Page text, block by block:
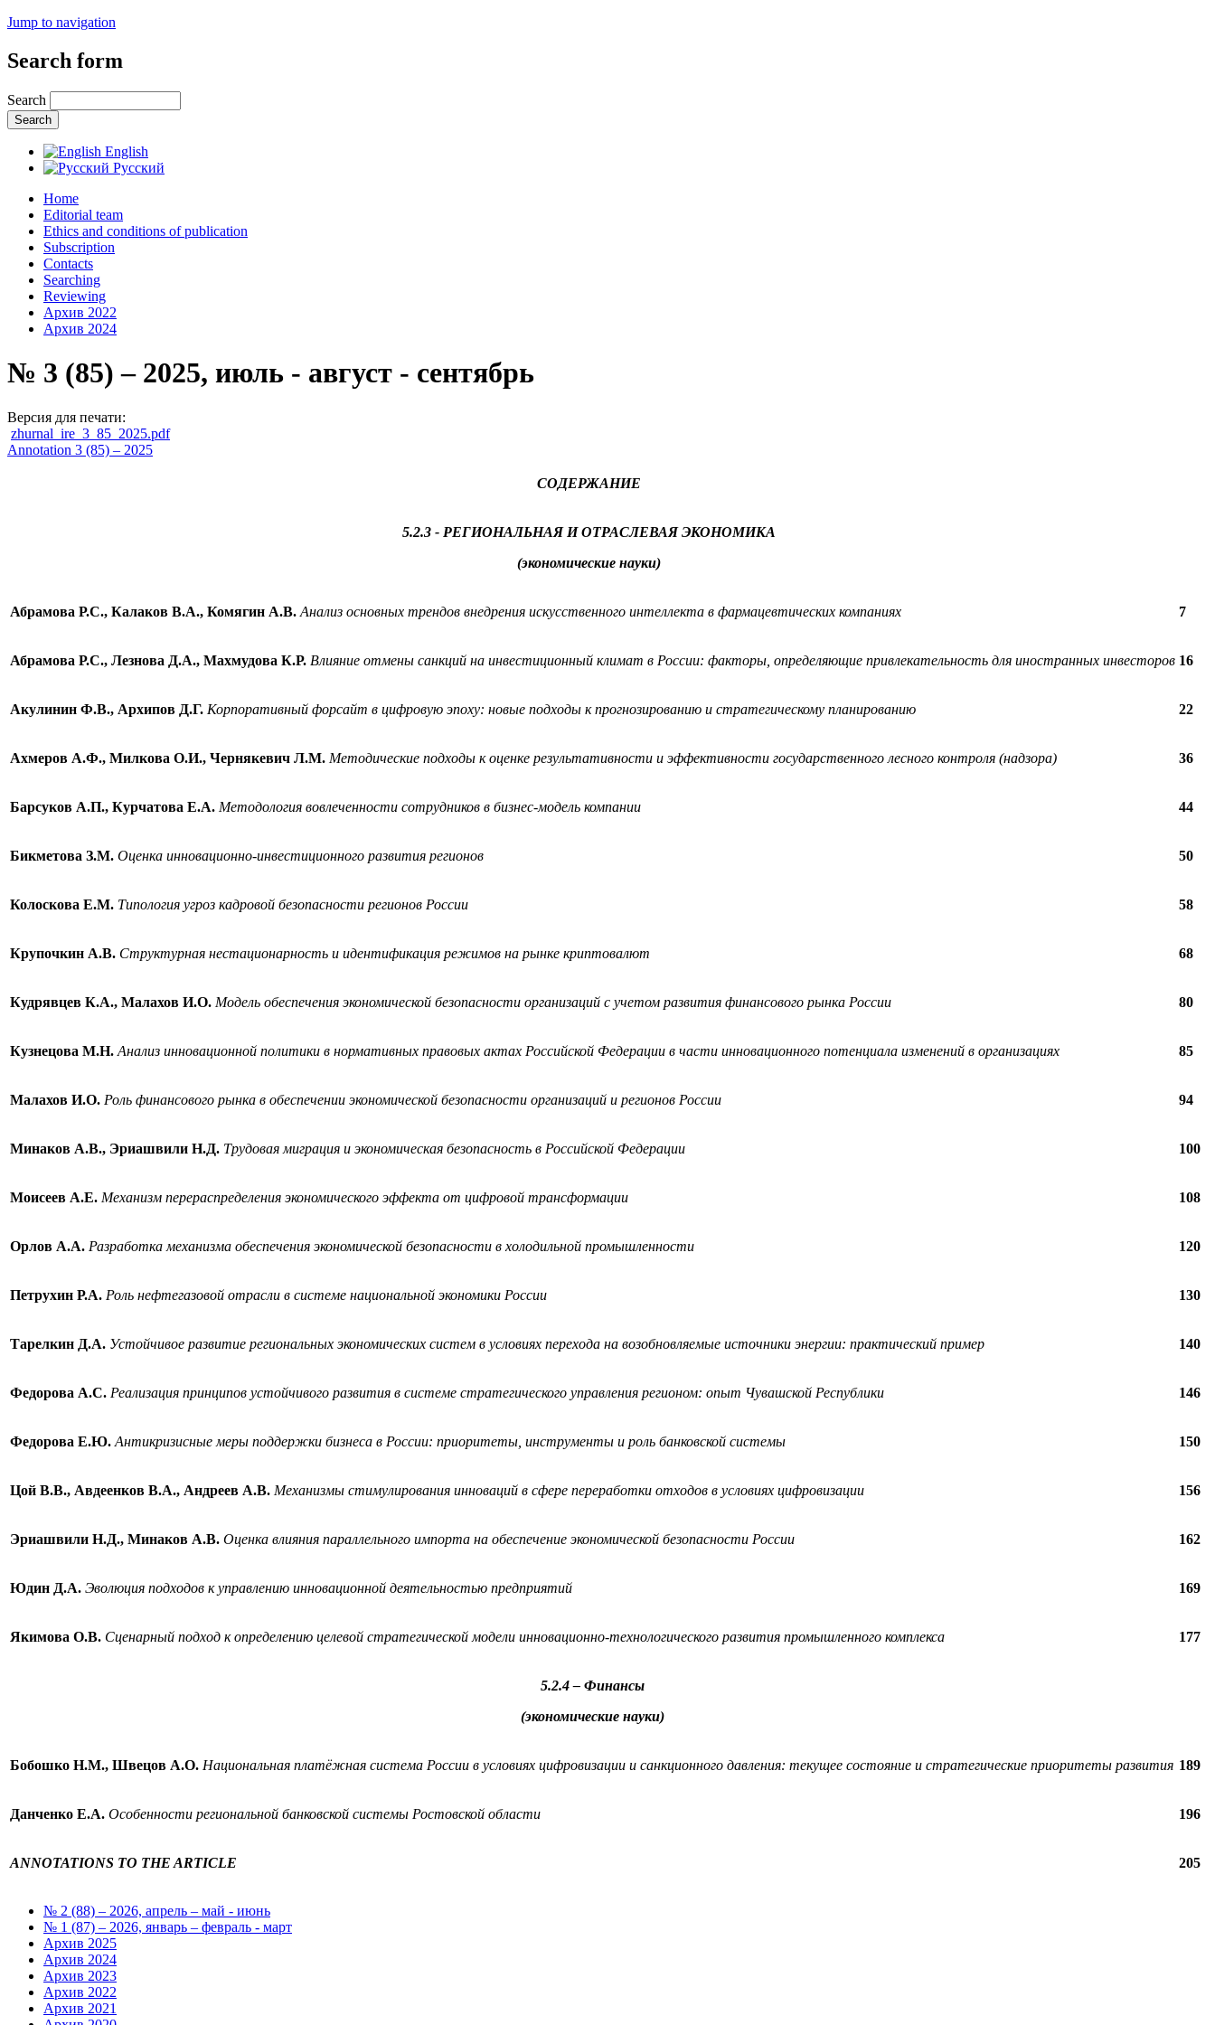
Jump to navigation
Search form
Search
English
Русский
Home
Editorial team
Ethics and conditions of publication
Subscription
Contacts
Searching
Reviewing
Архив 2022
Архив 2024
№ 3 (85) – 2025, июль - август - сентябрь
Версия для печати:
zhurnal_ire_3_85_2025.pdf
Annotation 3 (85) – 2025
СОДЕРЖАНИЕ
5.2.3 - РЕГИОНАЛЬНАЯ И ОТРАСЛЕВАЯ ЭКОНОМИКА
(экономические науки)
Абрамова Р.С., Калаков В.А., Комягин А.В. Анализ основных трендов внедрения искусственного интеллекта в фармацевтических компаниях 7
Абрамова Р.С., Лезнова Д.А., Махмудова К.Р. Влияние отмены санкций на инвестиционный климат в России: факторы, определяющие привлекательность для иностранных инвесторов 16
Акулинин Ф.В., Архипов Д.Г. Корпоративный форсайт в цифровую эпоху: новые подходы к прогнозированию и стратегическому планированию 22
Ахмеров А.Ф., Милкова О.И., Чернякевич Л.М. Методические подходы к оценке результативности и эффективности государственного лесного контроля (надзора) 36
Барсуков А.П., Курчатова Е.А. Методология вовлеченности сотрудников в бизнес-модель компании 44
Бикметова З.М. Оценка инновационно-инвестиционного развития регионов 50
Колоскова Е.М. Типология угроз кадровой безопасности регионов России 58
Крупочкин А.В. Структурная нестационарность и идентификация режимов на рынке криптовалют 68
Кудрявцев К.А., Малахов И.О. Модель обеспечения экономической безопасности организаций с учетом развития финансового рынка России 80
Кузнецова М.Н. Анализ инновационной политики в нормативных правовых актах Российской Федерации в части инновационного потенциала изменений в организациях 85
Малахов И.О. Роль финансового рынка в обеспечении экономической безопасности организаций и регионов России 94
Минаков А.В., Эриашвили Н.Д. Трудовая миграция и экономическая безопасность в Российской Федерации 100
Моисеев А.Е. Механизм перераспределения экономического эффекта от цифровой трансформации 108
Орлов А.А. Разработка механизма обеспечения экономической безопасности в холодильной промышленности 120
Петрухин Р.А. Роль нефтегазовой отрасли в системе национальной экономики России 130
Тарелкин Д.А. Устойчивое развитие региональных экономических систем в условиях перехода на возобновляемые источники энергии: практический пример 140
Федорова А.С. Реализация принципов устойчивого развития в системе стратегического управления регионом: опыт Чувашской Республики 146
Федорова Е.Ю. Антикризисные меры поддержки бизнеса в России: приоритеты, инструменты и роль банковской системы 150
Цой В.В., Авдеенков В.А., Андреев А.В. Механизмы стимулирования инноваций в сфере переработки отходов в условиях цифровизации 156
Эриашвили Н.Д., Минаков А.В. Оценка влияния параллельного импорта на обеспечение экономической безопасности России 162
Юдин Д.А. Эволюция подходов к управлению инновационной деятельностью предприятий 169
Якимова О.В. Сценарный подход к определению целевой стратегической модели инновационно-технологического развития промышленного комплекса 177
5.2.4 – Финансы
(экономические науки)
Бобошко Н.М., Швецов А.О. Национальная платёжная система России в условиях цифровизации и санкционного давления: текущее состояние и стратегические приоритеты развития 189
Данченко Е.А. Особенности региональной банковской системы Ростовской области 196
ANNOTATIONS TO THE ARTICLE 205
№ 2 (88) – 2026, апрель – май - июнь
№ 1 (87) – 2026, январь – февраль - март
Архив 2025
Архив 2024
Архив 2023
Архив 2022
Архив 2021